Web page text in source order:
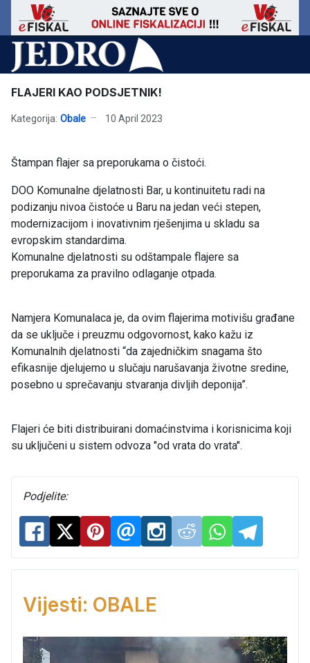
FLAJERI KAO PODSJETNIK!
Kategorija: Obale 10 April 2023
Štampan flajer sa preporukama o čistoći.
DOO Komunalne djelatnosti Bar, u kontinuitetu radi na
podizanju nivoa čistoće u Baru na jedan veći stepen,
modernizacijom i inovativnim rješenjima u skladu sa
evropskim standardima.
Komunalne djelatnosti su odštampale flajere sa
preporukama za pravilno odlaganje otpada.
Namjera Komunalaca je, da ovim flajerima motivišu građane
da se uključe i preuzmu odgovornost, kako kažu iz
Komunalnih djelatnosti “da zajedničkim snagama što
efikasnije djelujemo u slučaju narušavanja životne sredine,
posebno u sprečavanju stvaranja divljih deponija”.
Flajeri će biti distribuirani domaćinstvima i korisnicima koji
su uključeni u sistem odvoza "od vrata do vrata".
Podjelite:
Vijesti: OBALE